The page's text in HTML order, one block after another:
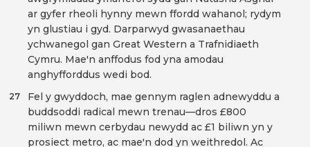
ar gyfer rheoli hynny mewn ffordd wahanol; rydym
yn glustiau i gyd. Darparwyd gwasanaethau
ychwanegol gan Great Western a Trafnidiaeth
Cymru. Mae'n anffodus fod yna amodau
anghyfforddus wedi bod.
Fel y gwyddoch, mae gennym raglen adnewyddu a
buddsoddi radical mewn trenau—dros £800
miliwn mewn cerbydau newydd ac £1 biliwn yn y
prosiect metro, ac mae'n dod yn weithredol. Ac
27